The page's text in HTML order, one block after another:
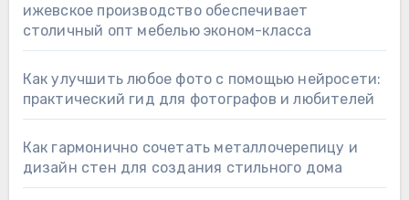
ижевское производство обеспечивает
столичный опт мебелью эконом-класса
Как улучшить любое фото с помощью нейросети:
практический гид для фотографов и любителей
Как гармонично сочетать металлочерепицу и
дизайн стен для создания стильного дома